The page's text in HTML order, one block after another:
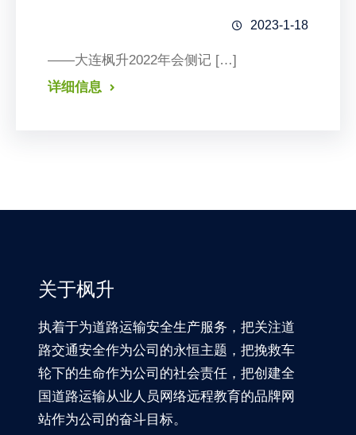
2023-1-18
——大连枫升2022年会侧记 […]
详细信息
关于枫升
执着于为道路运输安全生产服务，把关注道
路交通安全作为公司的永恒主题，把挽救车
轮下的生命作为公司的社会责任，把创建全
国道路运输从业人员网络远程教育的品牌网
站作为公司的奋斗目标。